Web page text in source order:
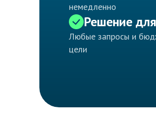
немедленно
Решение
Любые запросы и
цели